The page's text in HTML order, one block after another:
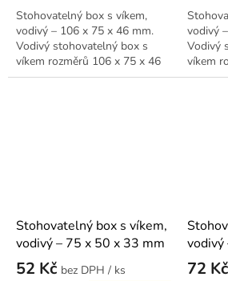
Stohovatelný box s víkem,
vodivý – 106 x 75 x 46 mm.
Vodivý stohovatelný box s
víkem rozměrů 106 x 75 x 46
mm.
vodivý
Vodivý
víkem
mm –
Stohovatelný box s víkem,
vodivý – 75 x 50 x 33 mm
52 Kč
/ ks
vodivý
72 Kč